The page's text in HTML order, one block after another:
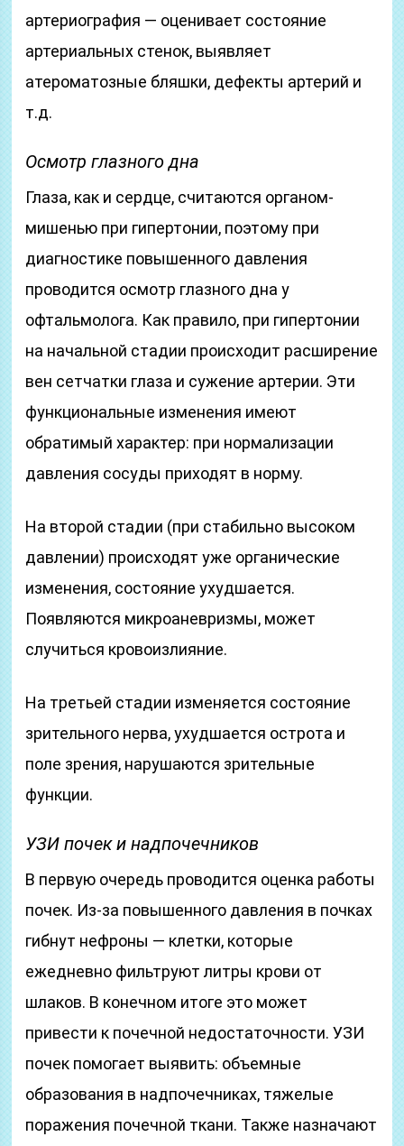
артериография — оценивает состояние
артериальных стенок, выявляет
атероматозные бляшки, дефекты артерий и
т.д.
Осмотр глазного дна
Глаза, как и сердце, считаются органом-
мишенью при гипертонии, поэтому при
диагностике повышенного давления
проводится осмотр глазного дна у
офтальмолога. Как правило, при гипертонии
на начальной стадии происходит расширение
вен сетчатки глаза и сужение артерии. Эти
функциональные изменения имеют
обратимый характер: при нормализации
давления сосуды приходят в норму.
На второй стадии (при стабильно высоком
давлении) происходят уже органические
изменения, состояние ухудшается.
Появляются микроаневризмы, может
случиться кровоизлияние.
На третьей стадии изменяется состояние
зрительного нерва, ухудшается острота и
поле зрения, нарушаются зрительные
функции.
УЗИ почек и надпочечников
В первую очередь проводится оценка работы
почек. Из-за повышенного давления в почках
гибнут нефроны — клетки, которые
ежедневно фильтруют литры крови от
шлаков. В конечном итоге это может
привести к почечной недостаточности. УЗИ
почек помогает выявить: объемные
образования в надпочечниках, тяжелые
поражения почечной ткани. Также назначают